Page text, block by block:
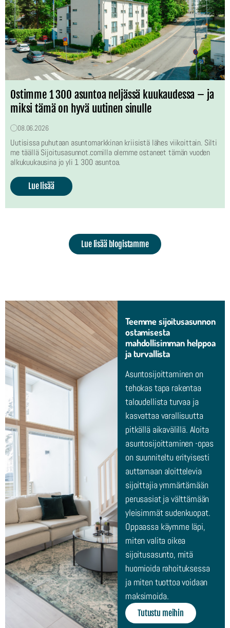
Ostimme 1 300 asuntoa neljässä kuukaudessa – ja
miksi tämä on hyvä uutinen sinulle
08.06.2026
Uutisissa puhutaan asuntomarkkinan kriisistä lähes viikoittain. Silti
me täällä Sijoitusasunnot.comilla olemme ostaneet tämän vuoden
alkukuukausina jo yli 1 300 asuntoa.
Lue lisää
Lue lisää blogistamme
Teemme sijoitusasunnon
ostamisesta
mahdollisimman helppoa
ja turvallista
Asuntosijoittaminen on
tehokas tapa rakentaa
taloudellista turvaa ja
kasvattaa ​varallisuutta
pitkällä aikavälillä. Aloita
asuntosijoittaminen -opas
on suunniteltu ​erityisesti
auttamaan aloittelevia
sijoittajia ymmärtämään
perusasiat ja välttämään ​
yleisimmät sudenkuopat.
Oppaassa käymme läpi,
miten valita oikea
sijoitusasunto, ​mitä
huomioida rahoituksessa
ja miten tuottoa voidaan
maksimoida.
Tutustu meihin